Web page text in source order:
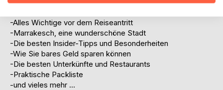
-Alles Wichtige vor dem Reiseantritt
-Marrakesch, eine wunderschöne Stadt
-Die besten Insider-Tipps und Besonderheiten
-Wie Sie bares Geld sparen können
-Die besten Unterkünfte und Restaurants
-Praktische Packliste
-und vieles mehr ...